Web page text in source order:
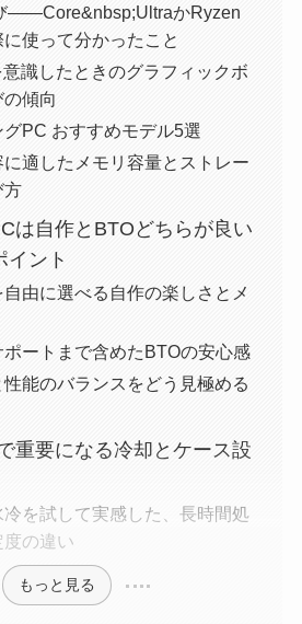
――Core&nbsp;UltraかRyzen
使って分かったこと
識したときのグラフィックボ
傾向
PC おすすめモデル5選
適したメモリ容量とストレー
方
は自作とBTOどちらが良い
イント
由に選べる自作の楽しさとメ
ートまで含めたBTOの安心感
性能のバランスをどう見極める
重要になる冷却とケース設
冷を試して実感した、長時間処
の違い
もっと見る